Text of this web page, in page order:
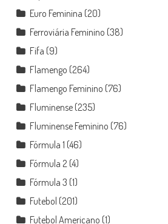
Euro Feminina (20)
Ferroviária Feminino (38)
Fifa (9)
Flamengo (264)
Flamengo Feminino (76)
Fluminense(235)
Fluminense Feminino (76)
Fórmula 1 (46)
Fórmula 2 (4)
Fórmula 3 (1)
Futebol (201)
Futebol Americano (1)